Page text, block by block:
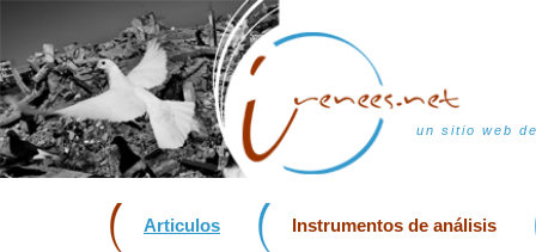
un sitio web
Articulos Instrumentos de análisis